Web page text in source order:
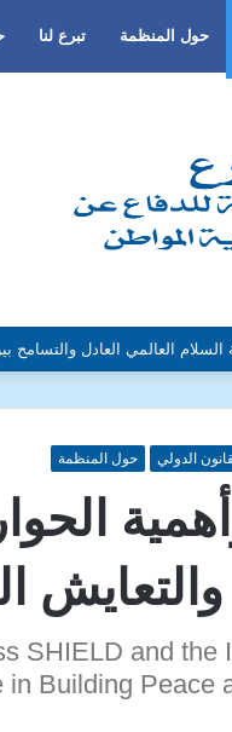
حول المنظمة تبرع لنا
العرق او الجنس أو اللغة أو
الدولي حول المنظمة
والتعايش
SHIELD and the
in Building Peace